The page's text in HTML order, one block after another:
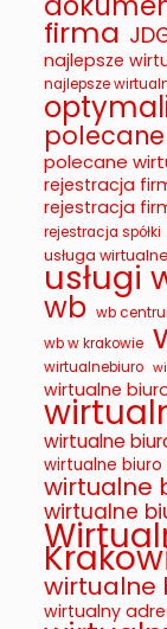
firma
najlepsze
najlepsze
polecane
rejestracja
rejestracja
rejestracja spółki
usługa
usługi
wb wb
wb w krakowie
wirtualnebiuro
wirtualne
wirtualne
wirtualne
wirtualne
wirtualne
wirtualne
wirtualny